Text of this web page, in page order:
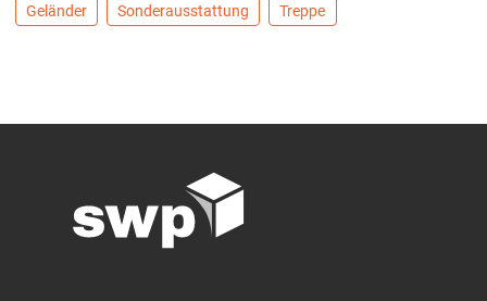
Geländer
Sonderausstattung Treppe